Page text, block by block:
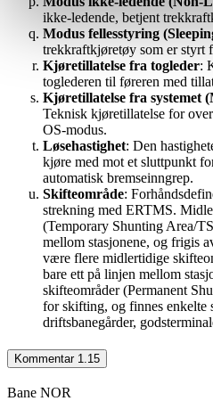
ikke-ledende, betjent
Modus fellesstyring
trekkraftkjøretøy som er styrt
Kjøretillatelse fra togleder:
toglederen til føreren med
Kjøretillatelse fra systemet
Teknisk kjøretillatelse for
OS-modus.
Løsehastighet: Den
kjøre med mot et sluttpunkt
automatisk bremseinngrep.
Skifteområde:
strekning med ERTMS.
(Temporary Shunting Area/
mellom stasjonene, og frigis
være flere midlertidige
bare ett på linjen mellom
skifteområder (Permanent
for skifting, og finnes enkelte
driftsbanegårder,
Kommentar 1.15
Bane NOR